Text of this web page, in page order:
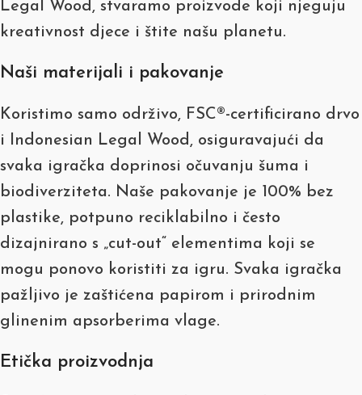
Legal Wood, stvaramo proizvode koji njeguju
kreativnost djece i štite našu planetu.
Naši materijali i pakovanje
Koristimo samo održivo, FSC®-certificirano drvo
i Indonesian Legal Wood, osiguravajući da
svaka igračka doprinosi očuvanju šuma i
biodiverziteta. Naše pakovanje je 100% bez
plastike, potpuno reciklabilno i često
dizajnirano s „cut-out“ elementima koji se
mogu ponovo koristiti za igru. Svaka igračka
pažljivo je zaštićena papirom i prirodnim
glinenim apsorberima vlage.
Etička proizvodnja